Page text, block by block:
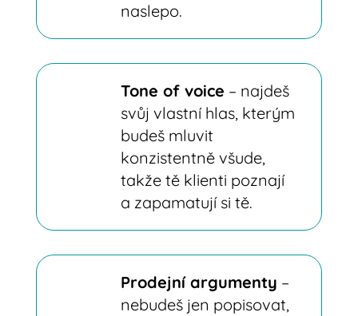
naslepo.
Tone of voice – najdeš
svůj vlastní hlas, kterým
budeš mluvit
konzistentně všude,
takže tě klienti poznají
a zapamatují si tě.
Prodejní argumenty –
nebudeš jen popisovat,